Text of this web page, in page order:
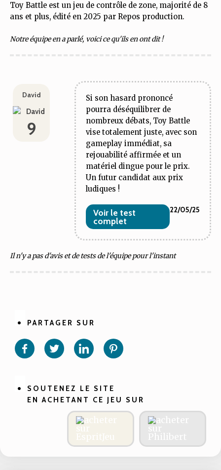
Toy Battle est un jeu de contrôle de zone, majorité de 8
ans et plus, édité en 2025 par Repos production.
Notre équipe en a parlé, voici ce qu'ils en ont dit !
David
9
Si son hasard prononcé
pourra déséquilibrer de
nombreux débats, Toy Battle
vise totalement juste, avec son
gameplay immédiat, sa
rejouabilité affirmée et un
matériel dingue pour le prix.
Un futur candidat aux prix
ludiques !
Voir le test
complet
22/05/25
Il n'y a pas d'avis et de tests de l'équipe pour l'instant
PARTAGER SUR
Partager
sur
Partager
sur sur
SOUTENEZ LE SITE
EN ACHETANT CE JEU SUR